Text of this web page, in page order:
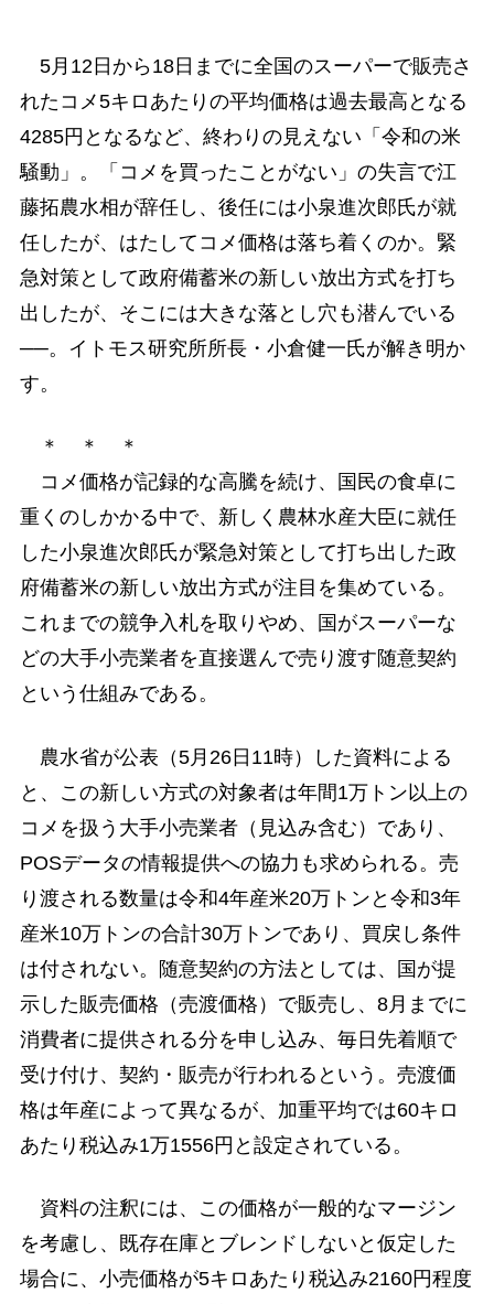
5月12日から18日までに全国のスーパーで販売さ
れたコメ5キロあたりの平均価格は過去最高となる
4285円となるなど、終わりの見えない「令和の米
騒動」。「コメを買ったことがない」の失言で江
藤拓農水相が辞任し、後任には小泉進次郎氏が就
任したが、はたしてコメ価格は落ち着くのか。緊
急対策として政府備蓄米の新しい放出方式を打ち
出したが、そこには大きな落とし穴も潜んでいる
──。イトモス研究所所長・小倉健一氏が解き明か
す。
＊ ＊ ＊
コメ価格が記録的な高騰を続け、国民の食卓に
重くのしかかる中で、新しく農林水産大臣に就任
した小泉進次郎氏が緊急対策として打ち出した政
府備蓄米の新しい放出方式が注目を集めている。
これまでの競争入札を取りやめ、国がスーパーな
どの大手小売業者を直接選んで売り渡す随意契約
という仕組みである。
農水省が公表（5月26日11時）した資料による
と、この新しい方式の対象者は年間1万トン以上の
コメを扱う大手小売業者（見込み含む）であり、
POSデータの情報提供への協力も求められる。売
り渡される数量は令和4年産米20万トンと令和3年
産米10万トンの合計30万トンであり、買戻し条件
は付されない。随意契約の方法としては、国が提
示した販売価格（売渡価格）で販売し、8月までに
消費者に提供される分を申し込み、毎日先着順で
受け付け、契約・販売が行われるという。売渡価
格は年産によって異なるが、加重平均では60キロ
あたり税込み1万1556円と設定されている。
資料の注釈には、この価格が一般的なマージン
を考慮し、既存在庫とブレンドしないと仮定した
場合に、小売価格が5キロあたり税込み2160円程度